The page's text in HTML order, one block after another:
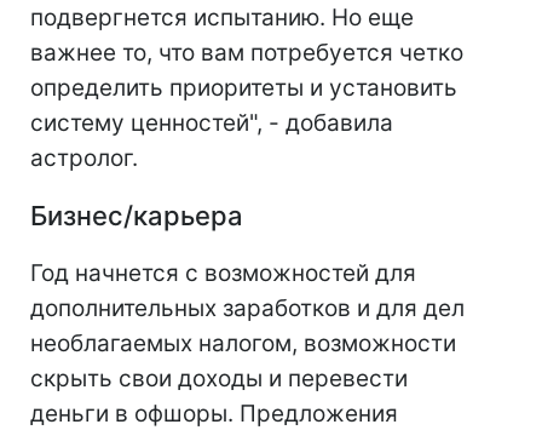
подвергнется испытанию. Но еще
важнее то, что вам потребуется четко
определить приоритеты и установить
систему ценностей", - добавила
астролог.
Бизнес/карьера
Год начнется с возможностей для
дополнительных заработков и для дел
необлагаемых налогом, возможности
скрыть свои доходы и перевести
деньги в офшоры. Предложения